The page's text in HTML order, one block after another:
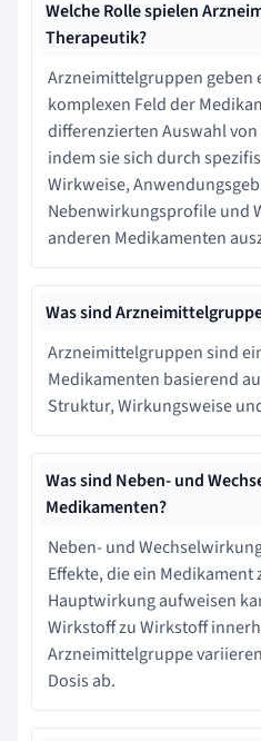
Welche Rolle spielen
Therapeutik?
Arzneimittelgruppen geben
komplexen Feld der
differenzierten Auswahl
indem sie sich durch
Wirkweise,
Nebenwirkungsprofile und
anderen Medikamenten
Was sind
Arzneimittelgruppen sind
Medikamenten basierend
Struktur, Wirkungsweise
Was sind Neben- und
Medikamenten?
Neben- und
Effekte, die ein Medikament
Hauptwirkung aufweisen
Wirkstoff zu Wirkstoff
Arzneimittelgruppe
Dosis ab.